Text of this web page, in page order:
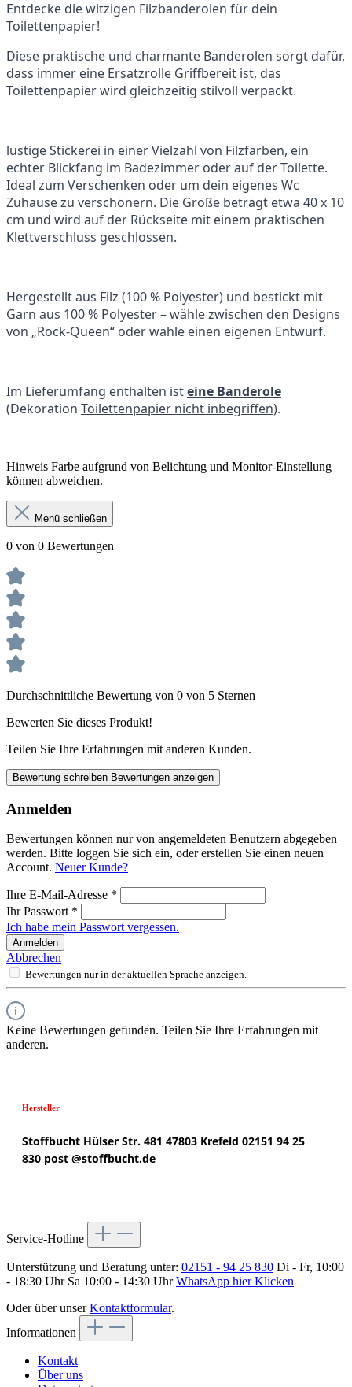
Entdecke die witzigen Filzbanderolen für dein
Toilettenpapier!
Diese praktische und charmante Banderolen sorgt dafür,
dass immer eine Ersatzrolle Griffbereit ist, das
Toilettenpapier wird gleichzeitig stilvoll verpackt.
lustige Stickerei in einer Vielzahl von Filzfarben, ein
echter Blickfang im Badezimmer oder auf der Toilette.
Ideal zum Verschenken oder um dein eigenes Wc
Zuhause zu verschönern. Die Größe beträgt etwa 40 x 10
cm und wird auf der Rückseite mit einem praktischen
Klettverschluss geschlossen.
Hergestellt aus Filz (100 % Polyester) und bestickt mit
Garn aus 100 % Polyester – wähle zwischen den Designs
von „Rock-Queen“ oder wähle einen eigenen Entwurf.
Im Lieferumfang enthalten isteine Banderole
(Dekoration Toilettenpapier nicht inbegriffen).
Hinweis Farbe aufgrund von Belichtung und Monitor-Einstellung
können abweichen.
Menü schließen
0 von 0 Bewertungen
Durchschnittliche Bewertung von 0 von 5 Sternen
Bewerten Sie dieses Produkt!
Teilen Sie Ihre Erfahrungen mit anderen Kunden.
Bewertung schreiben Bewertungen anzeigen
Anmelden
Bewertungen können nur von angemeldeten Benutzern abgegeben
werden. Bitte loggen Sie sich ein, oder erstellen Sie einen neuen
Account. Neuer Kunde?
Ihre E-Mail-Adresse *
Ihr Passwort *
Ich habe mein Passwort vergessen.
Anmelden
Abbrechen
Bewertungen nur in der aktuellen Sprache anzeigen.
Keine Bewertungen gefunden. Teilen Sie Ihre Erfahrungen mit
anderen.
Hersteller
Stoffbucht Hülser Str. 481 47803 Krefeld 02151 94 25
830 post @stoffbucht.de
Service-Hotline
Unterstützung und Beratung unter: 02151 - 94 25 830 Di - Fr, 10:00
- 18:30 Uhr Sa 10:00 - 14:30 UhrWhatsApp hier Klicken
Oder über unserKontaktformular.
Informationen
Kontakt
Über uns